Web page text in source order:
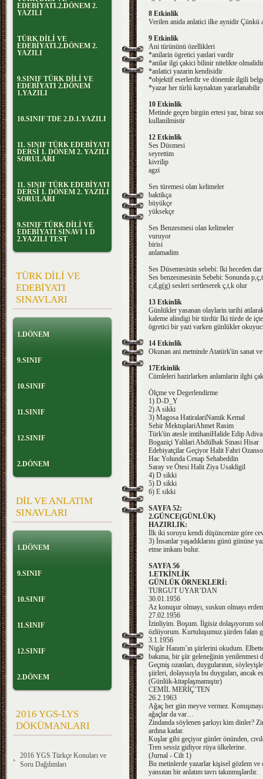
EDEBİYATI.2.DÖNEM 2.
YAZILI
TÜRK DİLİ VE
EDEBİYATI.2.DÖNEM 2.
YAZILI
9.SINIF TÜRK DİLİ VE
EDEBİYATI 2.DÖNEM
1.YAZILI
10.SINIF TDE 2.D.1.YAZILI
11. SINIF TÜRK EDEBİYATI
DERSİ 1. DÖNEM 2. YAZILI
SORULARI
11. SINIF TÜRK EDEBİYATI
DERSİ 1. DÖNEM 2. YAZILI
SORULARI
9.SINIF TÜRK DİLİ VE
EDEBİYATI SINAVI 1 D
2.YAZILI TEST
TÜRK DİLİ VE
EDEBİYATI
SINAVLARI
1.DÖNEM
9.SINIF
10.SINIF
11.SINIF
12.SINIF
2.DÖNEM
DİL VE ANLATIM
SINAVLARI
1.DÖNEM
9.SINIF
10.SINIF
11.SINIF
12.SINIF
2.DÖNEM
2016 YGS-LYS
DÖKÜMANLARI
2016 YGS Türkçe Konuları ve
Soru Dağılımları
8 Etkinlik
Verilen anida anlatici ilke aynidir Çünkü
9 Etkinlik
Ani türününü özellikleri
*anilarin ögretici yanlari vardir
*anilar ilgi çakici bilinir nitelikte olmalidir
*anlatici yazarin kendisidir
*objektif eserlerdir ve dönemle ilgili
*yazar her türlü kaynaktan yararlanabilir
10 Etkinlik
Metinde geçen birgün ertesi yaz, biraz
kullanilmistir
12 Etkinlik
Ses Düsmesi
seyrettim
kivrilip
agzi
Ses türemesi olan kelimeler
baktikça
büyükçe
yüksekçe
Ses Benzesmesi olan kelimeler
vuruyor
birisi
anlamadim
Ses Düsemesinin sebebi: Iki heceden
Ses benzesmesinin Sebebi: Sonunda
c,d,g(g) sesleri sertleserek ç,t,k olur
13 Etkinlik
Günlükler yasanan olaylarin tarihi
kaleme alindigi bir türdür Iki türde de
ögretici bir yazi varken günlükler
14 Etkinlik
Okunan ani metninde Atatürk'ün sanat
17Etkinlik
Cümleleri hazirlarken anlamlarin ilghi
Ölçme ve Degerlendirme
1) D-D_Y
2) A sikki
3) Magosa HatiralariNamik Kemal
Sehir MektuplariAhmet Rasim
Türk'ün atesle imtihaniHalide Edip
Bogaziçi Yalilari Abdülhak Sinasi Hisar
Edebiyatçilar Geçiyor Halit Fahri
Hac Yolunda Cenap Sehabeddin
Saray ve Ötesi Halit Ziya Usakligil
4) D sikki
5) D sikki
6) E sikki
SAYFA 52:
2.GÜNCE(GÜNLÜK)
HAZIRLIK:
İlk iki soruyu kendi düşüncenize göre
3) İnsanlar yaşadıklarını günü gününe
etme imkanı bulur.
SAYFA 56
1.ETKİNLİK
GÜNLÜK ÖRNEKLERİ:
TURGUT UYAR’DAN
30.01.1956
Az konuşur olmayı, suskun olmayı
27.02.1956
İzinliyim. Boşum. İlgisiz dolaşıyorum
özlüyorum. Kurtuluşumuz şiirden falan
3.1.1956
Nigâr Hanım’ın şiirlerini okudum.
bakıma, bir şiir geleneğinin yenilenmesi
Geçmiş ozanları, duygularının,
şiirleri, dolayısıyla bu duyguları, ancak
(Günlük-kitaplaşmamıştır)
CEMİL MERİÇ’TEN
26.2.1963
Ağaç her gün meyve vermez.
ağaçlar da var…
Zindanda söylenen şarkıyı kim dinler?
ardına kadar.
Kuşlar gibi geçiyor günler önünden,
Tren sessiz gidiyor rüya ülkelerine.
(Jurnal - Cilt 1)
Bu metinlerde yazarlar kişisel gözlem ve
yansıtan bir anlatım tavrı takınmışlardır.